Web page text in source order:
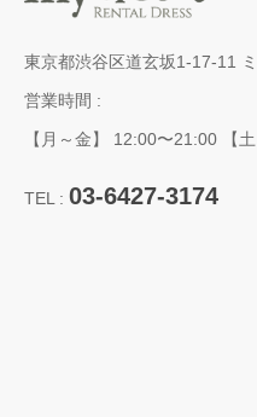
東京都渋谷区道玄坂1-17-11
営業時間 :
【月～金】 12:00〜21:00 【
TEL : 03-6427-3174